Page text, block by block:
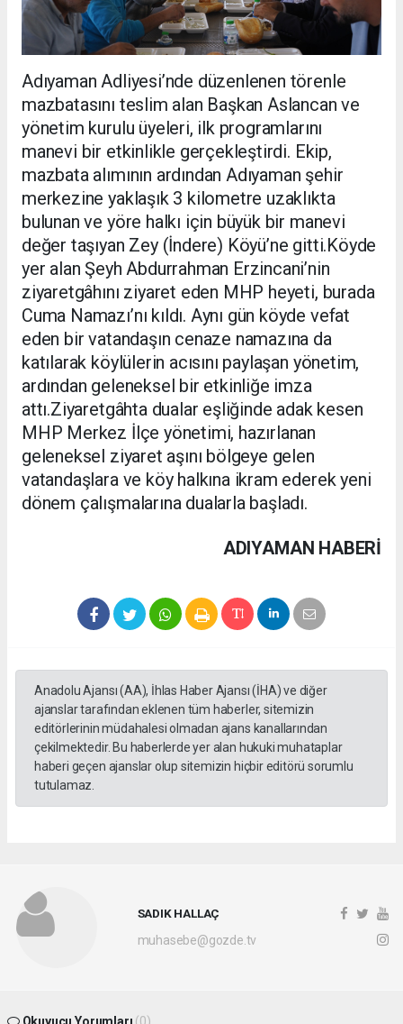
Adıyaman Adliyesi’nde düzenlenen törenle
mazbatasını teslim alan Başkan Aslancan ve
yönetim kurulu üyeleri, ilk programlarını
manevi bir etkinlikle gerçekleştirdi. Ekip,
mazbata alımının ardından Adıyaman şehir
merkezine yaklaşık 3 kilometre uzaklıkta
bulunan ve yöre halkı için büyük bir manevi
değer taşıyan Zey (İndere) Köyü’ne gitti.Köyde
yer alan Şeyh Abdurrahman Erzincani’nin
ziyaretgâhını ziyaret eden MHP heyeti, burada
Cuma Namazı’nı kıldı. Aynı gün köyde vefat
eden bir vatandaşın cenaze namazına da
katılarak köylülerin acısını paylaşan yönetim,
ardından geleneksel bir etkinliğe imza
attı.Ziyaretgâhta dualar eşliğinde adak kesen
MHP Merkez İlçe yönetimi, hazırlanan
geleneksel ziyaret aşını bölgeye gelen
vatandaşlara ve köy halkına ikram ederek yeni
dönem çalışmalarına dualarla başladı.
ADIYAMAN HABERİ
Anadolu Ajansı (AA), İhlas Haber Ajansı (İHA) ve diğer
ajanslar tarafından eklenen tüm haberler, sitemizin
editörlerinin müdahalesi olmadan ajans kanallarından
çekilmektedir. Bu haberlerde yer alan hukuki muhataplar
haberi geçen ajanslar olup sitemizin hiçbir editörü sorumlu
tutulamaz.
SADIK HALLAÇ
muhasebe@gozde.tv